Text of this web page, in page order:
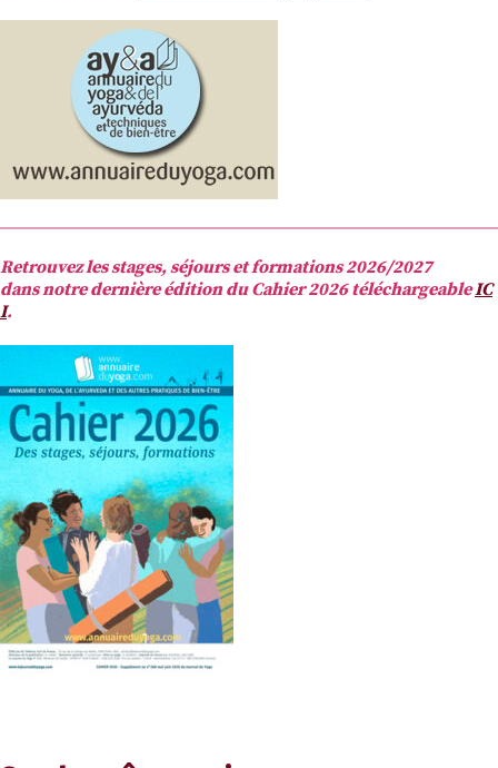
Retrouvez les stages, séjours et formations 2026/2027
dans notre dernière édition du Cahier 2026 téléchargeableIC
I.